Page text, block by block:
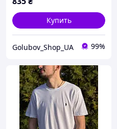
Купить
Golubov_Shop_UA 99%